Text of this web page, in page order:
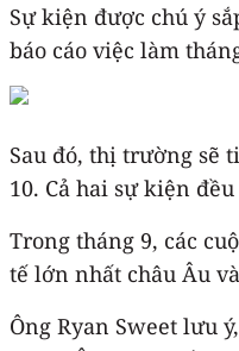
Sự kiện được chú ý
báo cáo việc làm
Sau đó, thị trường sẽ
10. Cả hai sự kiện
Trong tháng 9, các
tế lớn nhất châu Âu
Ông Ryan Sweet lưu